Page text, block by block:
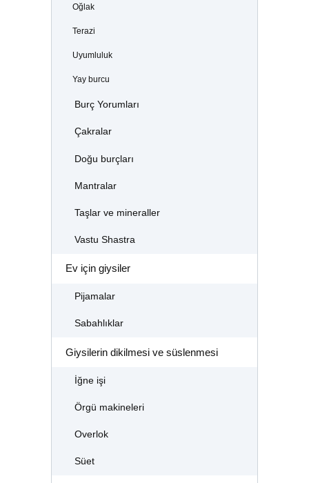
Oğlak
Terazi
Uyumluluk
Yay burcu
Burç Yorumları
Çakralar
Doğu burçları
Mantralar
Taşlar ve mineraller
Vastu Shastra
Ev için giysiler
Pijamalar
Sabahlıklar
Giysilerin dikilmesi ve süslenmesi
İğne işi
Örgü makineleri
Overlok
Süet